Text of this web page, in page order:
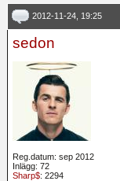
2012-11-24, 19:25
sedon
Reg.datum: sep 2012
Inlägg: 72
Sharp$: 2294